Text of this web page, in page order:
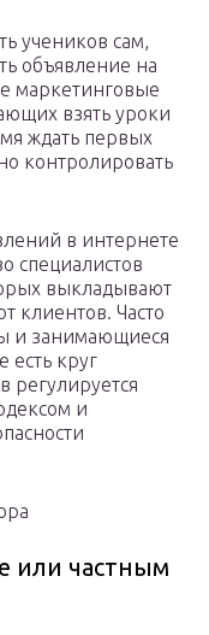
учеников сам,
объявление на
маркетинговые
взять уроки
ждать первых
контролировать
в интернете
специалистов
выкладывают
клиентов. Часто
и занимающиеся
есть круг
регулируется
и
или частным